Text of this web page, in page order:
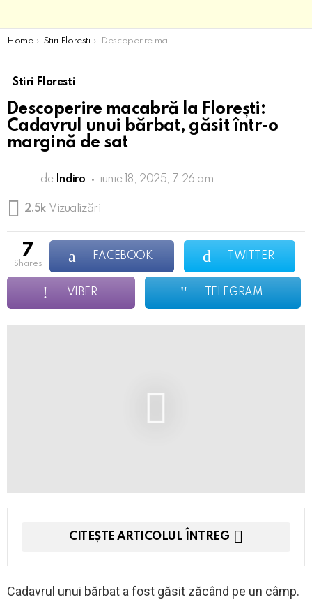
You are here:
Home Stiri Floresti Descoperire macabră la Florești: Cadavrul unui bărbat, găsit într-o margină de sat
Stiri Floresti
Descoperire macabră la Florești:
Cadavrul unui bărbat, găsit într-o
margină de sat
de Indiro iunie 18, 2025, 7:26 am
2.5k Vizualizări
7
shares
FACEBOOK TWITTER
VIBER TELEGRAM
CITEȘTE ARTICOLUL ÎNTREG
Cadavrul unui bărbat a fost găsit zăcând pe un câmp.